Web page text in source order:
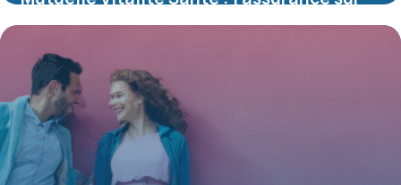
mesure pour une protection optimale
16 juin 2026